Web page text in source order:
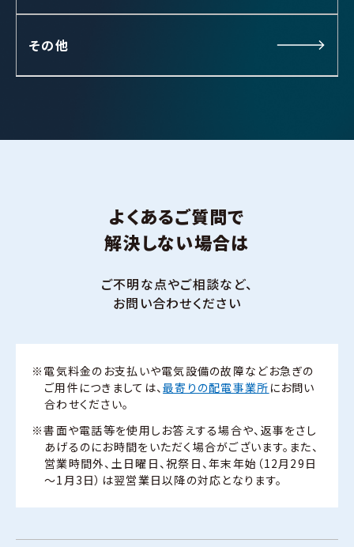
その他
よくあるご質問で
解決しない場合は
ご不明な点やご相談など、
お問い合わせください
※電気料金のお支払いや電気設備の故障などお急ぎの
ご用件につきましては、最寄りの配電事業所 にお問い
合わせください。
※書面や電話等を使用しお答えする場合や、返事をさし
あげるのにお時間をいただく場合がございます。また、
営業時間外、土日曜日、祝祭日、年末年始（12月29日
～1月3日）は翌営業日以降の対応となります。